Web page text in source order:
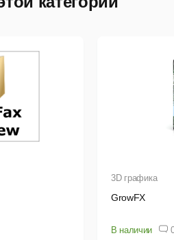
3D графика
GrowFX
В наличии